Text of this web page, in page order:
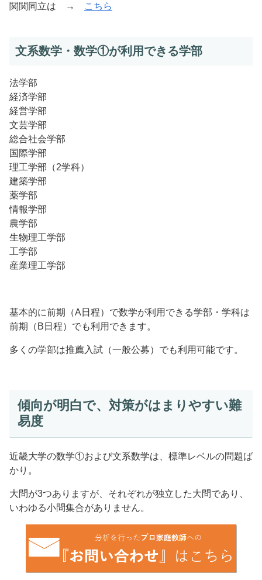
関関同立は → こちら
文系数学・数学①が利用できる学部
法学部
経済学部
経営学部
文芸学部
総合社会学部
国際学部
理工学部（2学科）
建築学部
薬学部
情報学部
農学部
生物理工学部
工学部
産業理工学部
基本的に前期（A日程）で数学が利用できる学部・学科は
前期（B日程）でも利用できます。
多くの学部は推薦入試（一般公募）でも利用可能です。
傾向が明白で、対策がはまりやすい難
易度
近畿大学の数学①および文系数学は、標準レベルの問題ば
かり。
大問が3つありますが、それぞれが独立した大問であり、
いわゆる小問集合がありません。